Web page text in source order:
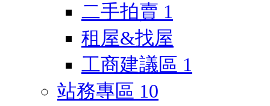
二手拍賣 1
租屋&找屋
工商建議區 1
站務專區 10